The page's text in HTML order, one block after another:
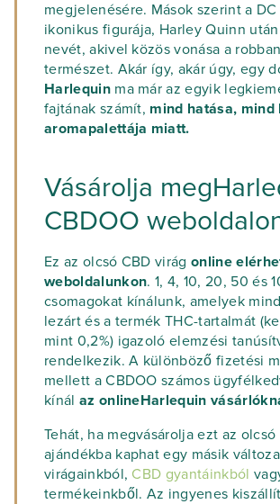
megjelenésére. Mások szerint a DC
ikonikus figurája, Harley Quinn
nevét, akivel közös vonása a
természet. Akár így, akár úgy, egy
Harlequin ma már az egyik
fajtának számít, mind hatása, mind
aromapalettája miatt.
Vásárolja
CBDOO
Ez az olcsó CBD virágonline
weboldalunkon. 1, 4, 10, 20, 50 és
csomagokat kínálunk, amelyek
lezárt és a termék THC-tartalmát
mint 0,2%) igazoló elemzési
rendelkezik. A különböző fizetési
mellett a CBDOO számos
kínál az onlineHarlequin
Tehát, ha megvásárolja ezt az olcsó
ajándékba kaphat egy másik
virágainkból, CBD gyantáinkból
termékeinkből. Az ingyenes